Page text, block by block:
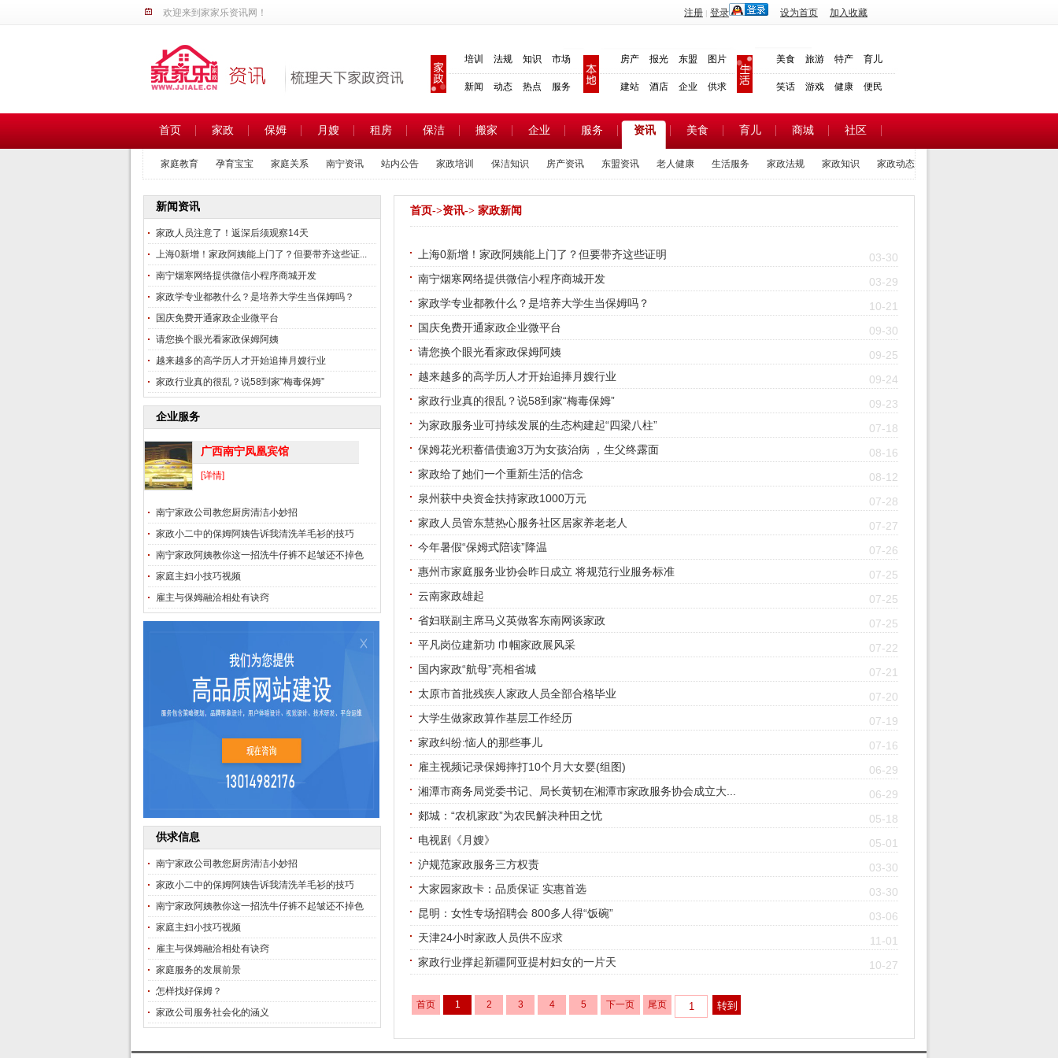
欢迎来到家家乐资讯网！ 注册 | 登录 设为首页 加入收藏
培训 法规 知识 市场 房产 报光 东盟 图片 美食 旅游 特产 育儿
新闻 动态 热点 服务 建站 酒店 企业 供求 笑话 游戏 健康 便民
首页 家政 保姆 月嫂 租房 保洁 搬家 企业 服务 资讯 美食 育儿 商城 社区
家庭教育 孕育宝宝 家庭关系 南宁资讯 站内公告 家政培训 保洁知识 房产资讯 东盟资讯 老人健康 生活服务 家政法规 家政知识 家政动态
家政热点 家政新闻 家政市场
新闻资讯
家政人员注意了！返深后须观察14天
上海0新增！家政阿姨能上门了？但要带齐这些证...
南宁烟寒网络提供微信小程序商城开发
家政学专业都教什么？是培养大学生当保姆吗？
国庆免费开通家政企业微平台
请您换个眼光看家政保姆阿姨
越来越多的高学历人才开始追捧月嫂行业
家政行业真的很乱？说58到家“梅毒保姆”
企业服务
广西南宁凤凰宾馆
[详情]
南宁家政公司教您厨房清洁小妙招
家政小二中的保姆阿姨告诉我清洗羊毛衫的技巧
南宁家政阿姨教你这一招洗牛仔裤不起皱还不掉色
家庭主妇小技巧视频
雇主与保姆融洽相处有诀窍
供求信息
南宁家政公司教您厨房清洁小妙招
家政小二中的保姆阿姨告诉我清洗羊毛衫的技巧
南宁家政阿姨教你这一招洗牛仔裤不起皱还不掉色
家庭主妇小技巧视频
雇主与保姆融洽相处有诀窍
家庭服务的发展前景
怎样找好保姆？
家政公司服务社会化的涵义
首页->资讯-> 家政新闻
上海0新增！家政阿姨能上门了？但要带齐这些证明
03-30
南宁烟寒网络提供微信小程序商城开发
03-29
家政学专业都教什么？是培养大学生当保姆吗？
10-21
国庆免费开通家政企业微平台
09-30
请您换个眼光看家政保姆阿姨
09-25
越来越多的高学历人才开始追捧月嫂行业
09-24
家政行业真的很乱？说58到家“梅毒保姆”
09-23
为家政服务业可持续发展的生态构建起“四梁八柱”
07-18
保姆花光积蓄借债逾3万为女孩治病 ，生父终露面
08-16
家政给了她们一个重新生活的信念
08-12
泉州获中央资金扶持家政1000万元
07-28
家政人员管东慧热心服务社区居家养老老人
07-27
今年暑假“保姆式陪读”降温
07-26
惠州市家庭服务业协会昨日成立 将规范行业服务标准
07-25
云南家政雄起
07-25
省妇联副主席马义英做客东南网谈家政
07-25
平凡岗位建新功 巾帼家政展风采
07-22
国内家政“航母”亮相省城
07-21
太原市首批残疾人家政人员全部合格毕业
07-20
大学生做家政算作基层工作经历
07-19
家政纠纷:恼人的那些事儿
07-16
雇主视频记录保姆摔打10个月大女婴(组图)
06-29
湘潭市商务局党委书记、局长黄韧在湘潭市家政服务协会成立大...
06-29
郯城：“农机家政”为农民解决种田之忧
05-18
电视剧《月嫂》
05-01
沪规范家政服务三方权责
03-30
大家园家政卡：品质保证 实惠首选
03-30
昆明：女性专场招聘会 800多人得“饭碗”
03-06
天津24小时家政人员供不应求
11-01
家政行业撑起新疆阿亚提村妇女的一片天
10-27
首页 1 2 3 4 5 下一页 尾页